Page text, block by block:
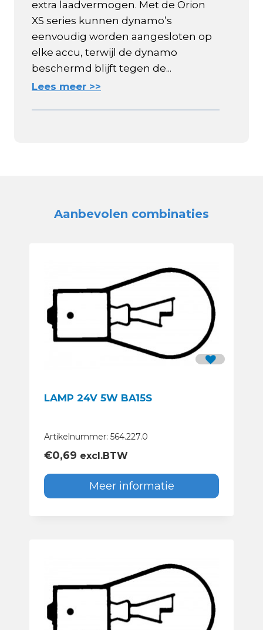
extra laadvermogen. Met de Orion
XS series kunnen dynamo’s
eenvoudig worden aangesloten op
elke accu, terwijl de dynamo
beschermd blijft tegen de...
Lees meer >>
Aanbevolen combinaties
LAMP 24V 5W BA15S
Artikelnummer: 564.227.0
€0,69 excl.BTW
Meer informatie